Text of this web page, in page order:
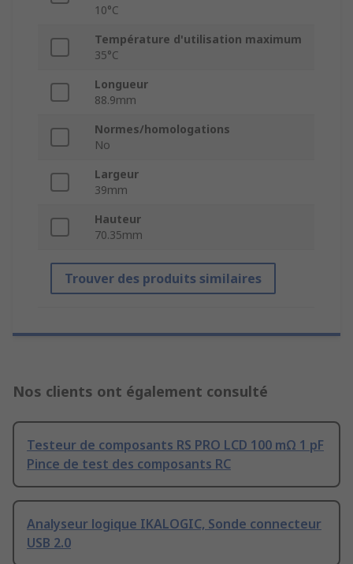
10°C
Température d'utilisation maximum
35°C
Longueur
88.9mm
Normes/homologations
No
Largeur
39mm
Hauteur
70.35mm
Trouver des produits similaires
Nos clients ont également consulté
Testeur de composants RS PRO LCD 100 mΩ 1 pF
Pince de test des composants RC
Analyseur logique IKALOGIC, Sonde connecteur
USB 2.0